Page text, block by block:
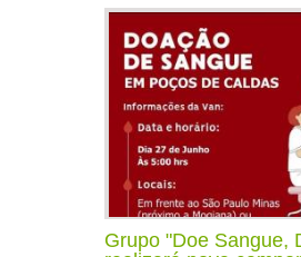
Grupo "Doe Sangue,